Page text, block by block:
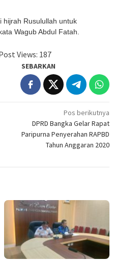
hijrah Rusulullah untuk
Wagub Abdul Fatah.
Views: 187
SEBARKAN
Pos berikutnya
DPRD Bangka Gelar Rapat
Paripurna Penyerahan RAPBD
Tahun Anggaran 2020